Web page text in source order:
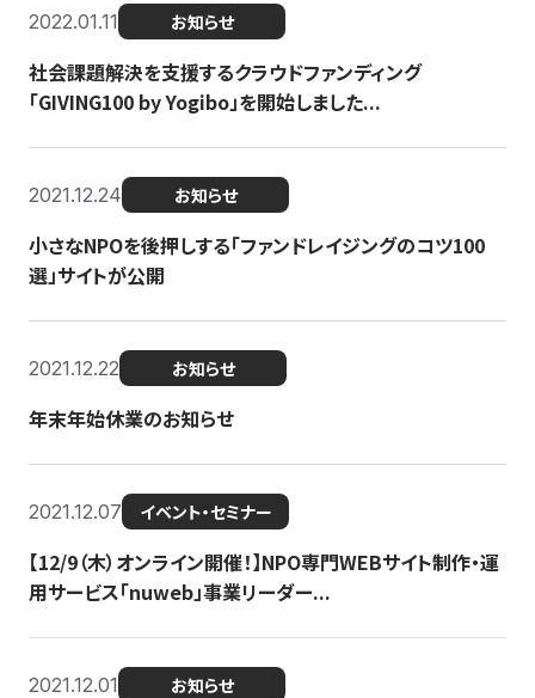
2022.01.11 お知らせ
社会課題解決を支援するクラウドファンディング
「GIVING100 by Yogibo」を開始しました...
2021.12.24 お知らせ
小さなNPOを後押しする「ファンドレイジングのコツ100
選」サイトが公開
2021.12.22 お知らせ
年末年始休業のお知らせ
2021.12.07 イベント・セミナー
【12/9（木）オンライン開催！】NPO専門WEBサイト制作・運
用サービス「nuweb」事業リーダー...
2021.12.01 お知らせ